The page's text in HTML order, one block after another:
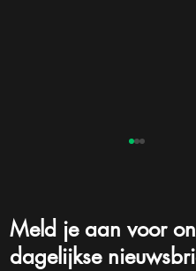
Meld je aan voor
dagelijkse